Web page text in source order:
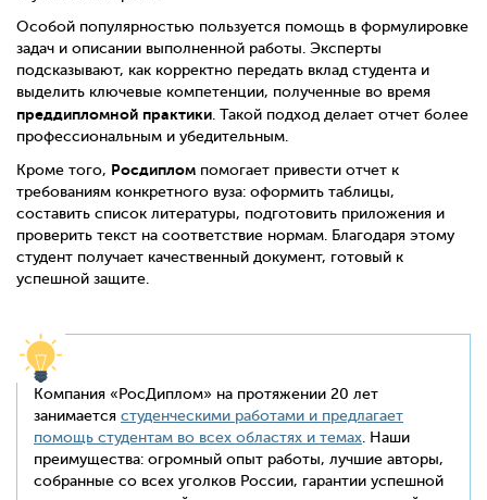
Особой популярностью пользуется помощь в формулировке
задач и описании выполненной работы. Эксперты
подсказывают, как корректно передать вклад студента и
выделить ключевые компетенции, полученные во время
преддипломной практики. Такой подход делает отчет более
профессиональным и убедительным.
Кроме того, Росдиплом помогает привести отчет к
требованиям конкретного вуза: оформить таблицы,
составить список литературы, подготовить приложения и
проверить текст на соответствие нормам. Благодаря этому
студент получает качественный документ, готовый к
успешной защите.
Компания «РосДиплом» на протяжении 20 лет
занимается студенческими работами и предлагает
помощь студентам во всех областях и темах. Наши
преимущества: огромный опыт работы, лучшие авторы,
собранные со всех уголков России, гарантии успешной